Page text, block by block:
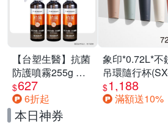
【台塑生醫】抗菌
防護噴霧255g 三
入組
$627
6折起
象印*0.72L*不
吊環隨行杯
LA72H)
$1,188
滿額送10%
本日神券